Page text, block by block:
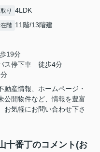
り 4LDK
階 11階/13階建
19分
ス停下車 徒歩4分
動産情報、ホームページ・
公開物件など、情報を豊富
お気軽にお問い合わせ下さ
十番丁のコメント(お